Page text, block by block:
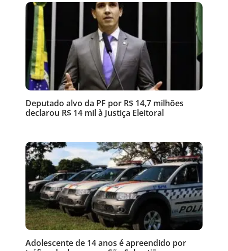
Deputado alvo da PF por R$ 14,7 milhões
declarou R$ 14 mil à Justiça Eleitoral
Adolescente de 14 anos é apreendido por